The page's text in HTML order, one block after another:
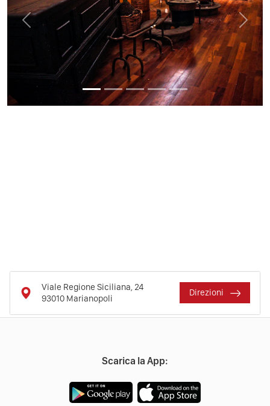
Previous Next
Viale Regione Siciliana, 24
93010 Marianopoli
Direzioni
Scarica la App: